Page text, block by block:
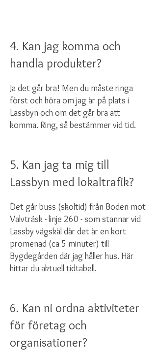
4. Kan jag komma och
handla produkter?
Ja det går bra! Men du måste ringa
först och höra om jag är på plats i
Lassbyn och om det går bra att
komma. Ring, så bestämmer vid tid.
5. Kan jag ta mig till
Lassbyn med lokaltrafik?
Det går buss (skoltid) från Boden mot
Valvträsk - linje 260 - som stannar vid
Lassby vägskäl där det är en kort
promenad (ca 5 minuter) till
Bygdegården där jag håller hus. Här
hittar du aktuelltidtabell.
6. Kan ni ordna aktiviteter
för företag och
organisationer?